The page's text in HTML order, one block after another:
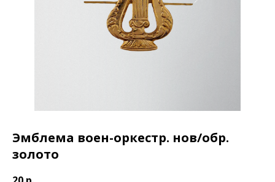
Эмблема воен-оркестр. нов/обр.
золото